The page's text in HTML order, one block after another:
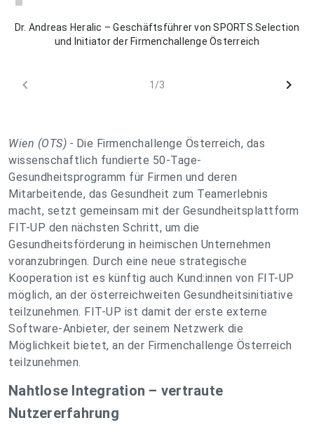
Dr. Andreas Heralic – Geschäftsführer von SPORTS.Selection
und Initiator der Firmenchallenge Österreich
chevron_left 1/3 chevron_right
Wien (OTS) - Die Firmenchallenge Österreich, das
wissenschaftlich fundierte 50-Tage-
Gesundheitsprogramm für Firmen und deren
Mitarbeitende, das Gesundheit zum Teamerlebnis
macht, setzt gemeinsam mit der Gesundheitsplattform
FIT-UP den nächsten Schritt, um die
Gesundheitsförderung in heimischen Unternehmen
voranzubringen. Durch eine neue strategische
Kooperation ist es künftig auch Kund:innen von FIT-UP
möglich, an der österreichweiten Gesundheitsinitiative
teilzunehmen. FIT-UP ist damit der erste externe
Software-Anbieter, der seinem Netzwerk die
Möglichkeit bietet, an der Firmenchallenge Österreich
teilzunehmen.
Nahtlose Integration – vertraute
Nutzererfahrung